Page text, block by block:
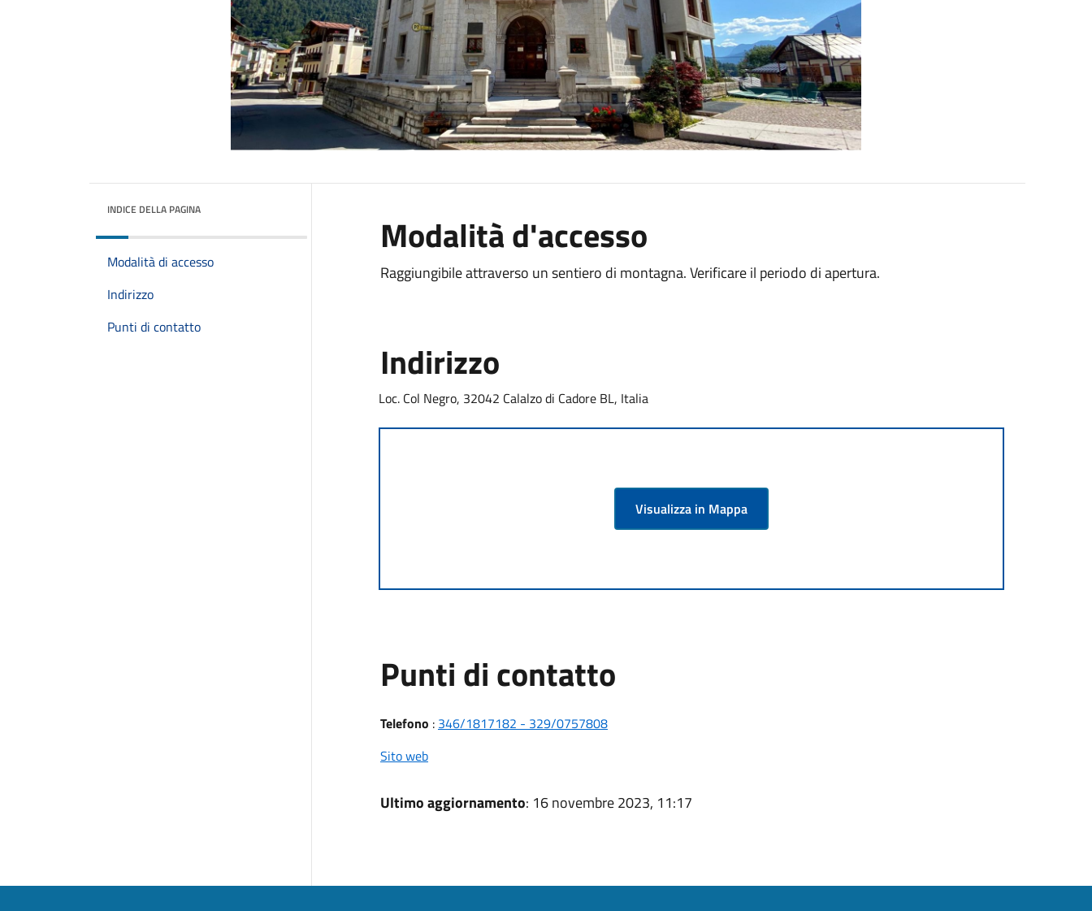
INDICE DELLA PAGINA
Modalità di accesso
Indirizzo
Punti di contatto
Modalità d'accesso
Raggiungibile attraverso un sentiero di montagna. Verificare il periodo di apertura.
Indirizzo
Loc. Col Negro, 32042 Calalzo di Cadore BL, Italia
Visualizza in Mappa
Punti di contatto
Telefono : 346/1817182 - 329/0757808
Sito web
Ultimo aggiornamento: 16 novembre 2023, 11:17